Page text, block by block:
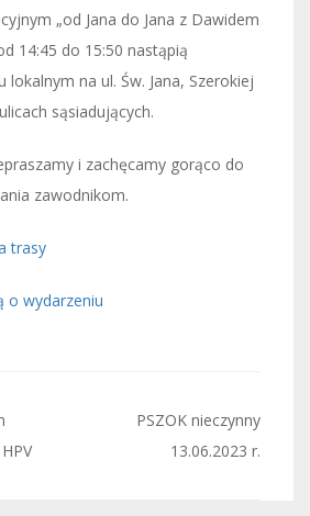
„od Jana do Jana z Dawidem
14:45 do 15:50 nastąpią
lokalnym na ul. Św. Jana, Szerokiej
sąsiadujących.
i zachęcamy gorąco do
zawodnikom.
trasy
o wydarzeniu
PSZOK nieczynny
13.06.2023 r.